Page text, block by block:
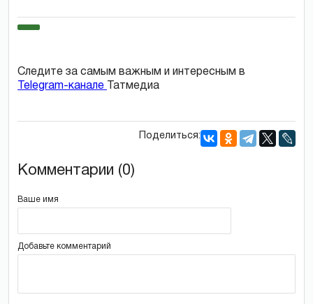
Следите за самым важным и интересным в
Telegram-канале
Татмедиа
Поделиться:
Комментарии (0)
Ваше имя
Добавьте комментарий